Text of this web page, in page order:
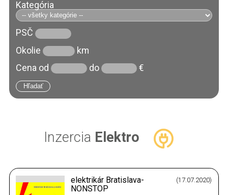
Kategória
PSČ
Okolie
km
Cena od do €
Inzercia Elektro
elektrikár Bratislava-
NONSTOP
(17.07.2020)